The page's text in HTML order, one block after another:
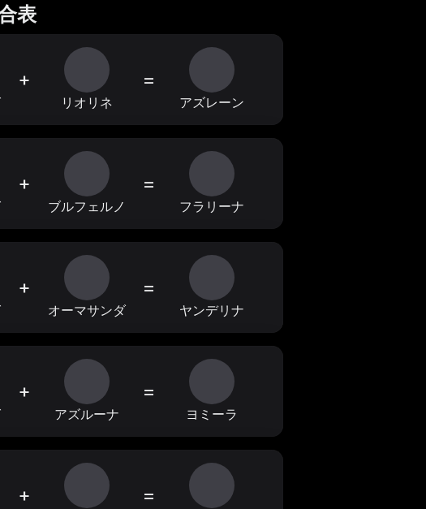
表
+
リオリネ
=
アズレーン
+
ブルフェルノ
=
フラリーナ
+
オーマサンダ
=
ヤンデリナ
+
アズルーナ
=
ヨミーラ
+ =